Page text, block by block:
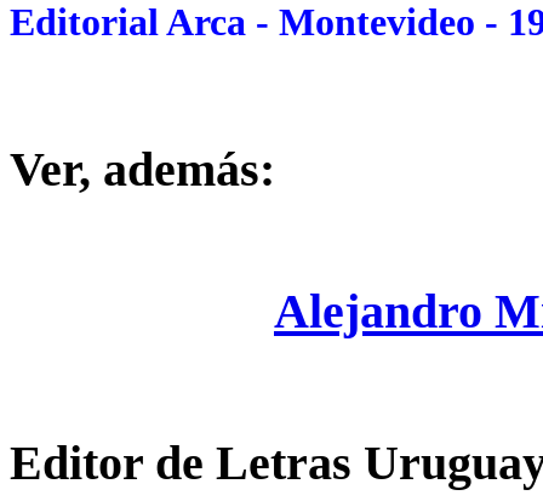
Editorial Arca - Montevideo -
Ver, además:
Alejandro
Editor de Letras